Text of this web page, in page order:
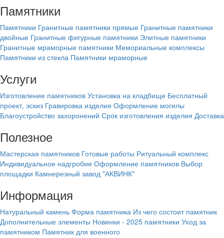
Памятники
Памятники Гранитные памятники прямые Гранитные памятники
двойные Гранитные фигурные памятники Элитные памятники
Гранитные мраморные памятники Мемориальные комплексы
Памятники из стекла Памятники мраморные
Услуги
Изготовление памятников Установка на кладбище Бесплатный
проект, эскиз Гравировка изделия Оформление могилы
Благоустройство захоронений Срок изготовления изделия Доставка
Полезное
Мастерская памятников Готовые работы Ритуальный комплекс
Индивидуальное надгробие Оформление памятников Выбор
площадки Камнерезный завод "АКВИНК"
Информация
Натуральный камень Форма памятника Из чего состоит памятник
Дополнительные элементы Новинки - 2025 памятники Уход за
памятником Памятник для военного